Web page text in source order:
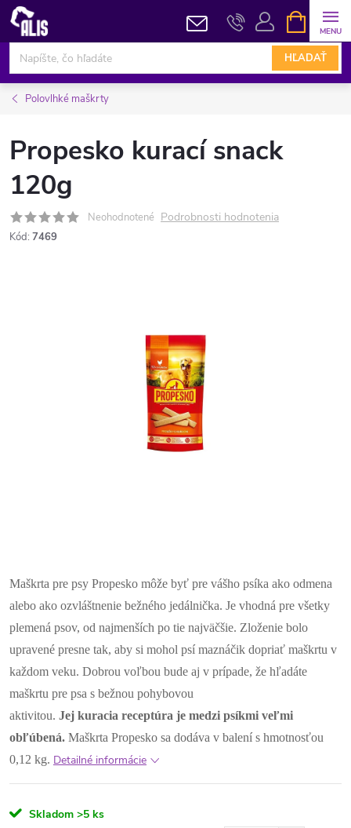
Prejsť
obsah
HĽADAŤ
KOŠÍK
Polovlhké maškrty
Propesko kurací snack
120g
Neohodnotené Podrobnosti hodnotenia
Kód: 7469
Maškrta pre psy Propesko môže byť pre vášho psíka ako odmena
alebo ako ozvláštnenie bežného jedálnička. Je vhodná pre všetky
plemená psov, od najmenších po tie najväčšie. Zloženie bolo
upravené presne tak, aby si mohol psí maznáčik dopriať maškrtu v
každom veku. Dobrou voľbou bude aj v prípade, že hľadáte
maškrtu pre psa s bežnou pohybovou
aktivitou. Jej kuracia receptúra je medzi psíkmi veľmi
obľúbená. Maškrta Propesko sa dodáva v balení s hmotnosťou
0,12 kg. Detailné informácie
Skladom >5 ks